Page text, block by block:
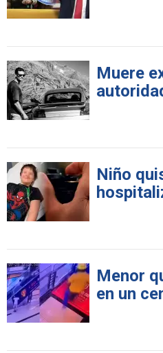
Muere
Niño
Menor
en un